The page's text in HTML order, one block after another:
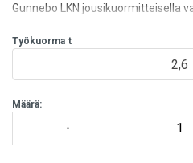
Gunnebo LKN jousikuormitteisella
Salpakoukku kiinnitetään
Työkuorma t
2,6
Määrä: